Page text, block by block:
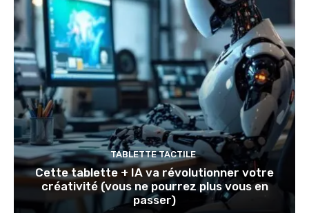
TABLETTE TACTILE
Cette tablette + IA va révolutionner votre
créativité (vous ne pourrez plus vous en
passer)